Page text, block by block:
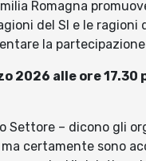
Romagna
del SI e le ragioni
la
2026 alle ore 17.30
Settore – dicono gli
certamente sono